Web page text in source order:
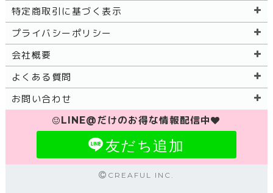
特定商取引に基づく表示
プライバシーポリシー
会社概要
よくある質問
お問い合わせ
LINE@だけのお得な情報配信中
友だち追加
CREAFUL INC.